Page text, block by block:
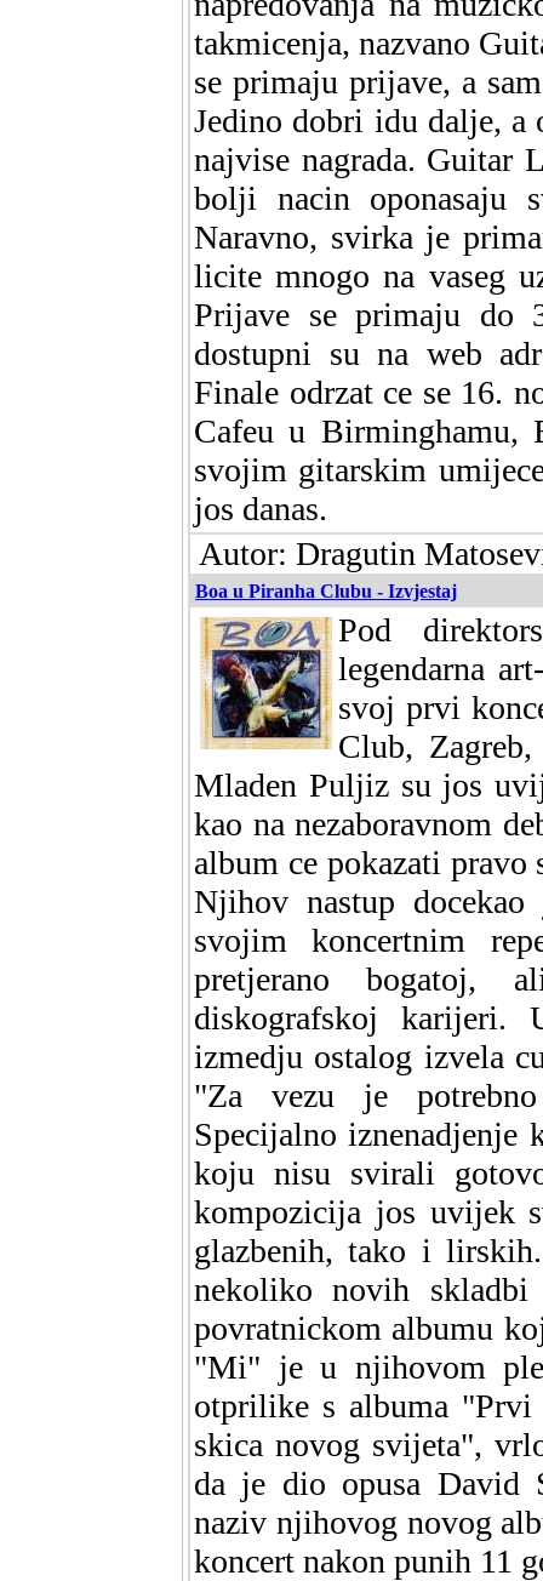
takmicenja, nazvano
se primaju prijave, a
Jedino dobri idu dalje,
najvise nagrada. Guitar
bolji nacin
Naravno, svirka je
licite mnogo na vaseg
Prijave se primaju do
dostupni su na web
Finale odrzat ce se 16.
Cafeu u Birminghamu,
svojim gitarskim
jos danas.
Autor: Dragutin
Boa u Piranha Clubu - Izvjestaj
Pod
legendarna
svoj prvi
Club,
Mladen Puljiz su jos
kao na nezaboravnom
album ce pokazati
Njihov nastup
svojim koncertnim
pretjerano bogatoj,
diskografskoj
izmedju ostalog izvela
"Za vezu je
Specijalno iznenadjenje
koju nisu svirali
kompozicija jos uvijek
glazbenih, tako i
nekoliko novih
povratnickom albumu
"Mi" je u njihovom
otprilike s albuma
skica novog svijeta",
da je dio opusa David
naziv njihovog novog
koncert nakon punih 11